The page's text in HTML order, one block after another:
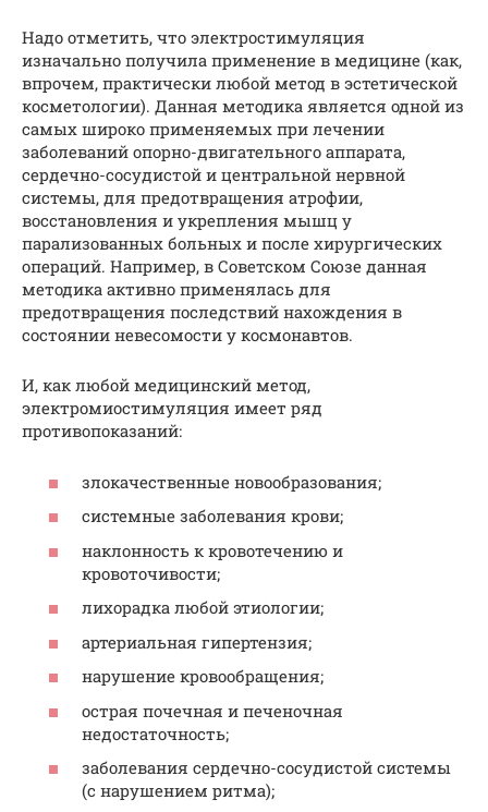
Надо отметить, что электростимуляция
изначально получила применение в медицине (как,
впрочем, практически любой метод в эстетической
косметологии). Данная методика является одной из
самых широко применяемых при лечении
заболеваний опорно-двигательного аппарата,
сердечно-сосудистой и центральной нервной
системы, для предотвращения атрофии,
восстановления и укрепления мышц у
парализованных больных и после хирургических
операций. Например, в Советском Союзе данная
методика активно применялась для
предотвращения последствий нахождения в
состоянии невесомости у космонавтов.
И, как любой медицинский метод,
электромиостимуляция имеет ряд
противопоказаний:
злокачественные новообразования;
системные заболевания крови;
наклонность к кровотечению и
кровоточивости;
лихорадка любой этиологии;
артериальная гипертензия;
нарушение кровообращения;
острая почечная и печеночная
недостаточность;
заболевания сердечно-сосудистой системы
(с нарушением ритма);